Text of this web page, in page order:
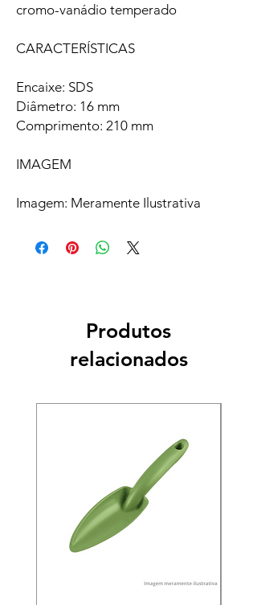
cromo-vanádio temperado
CARACTERÍSTICAS
Encaixe: SDS
Diâmetro: 16 mm
Comprimento: 210 mm
IMAGEM
Imagem: Meramente Ilustrativa
Produtos
relacionados